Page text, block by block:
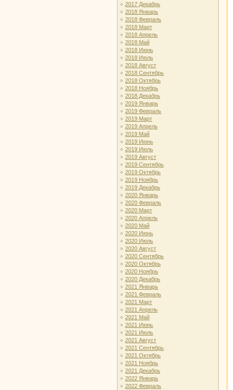
2017 Декабрь
2018 Январь
2018 Февраль
2018 Март
2018 Апрель
2018 Май
2018 Июнь
2018 Июль
2018 Август
2018 Сентябрь
2018 Октябрь
2018 Ноябрь
2018 Декабрь
2019 Январь
2019 Февраль
2019 Март
2019 Апрель
2019 Май
2019 Июнь
2019 Июль
2019 Август
2019 Сентябрь
2019 Октябрь
2019 Ноябрь
2019 Декабрь
2020 Январь
2020 Февраль
2020 Март
2020 Апрель
2020 Май
2020 Июнь
2020 Июль
2020 Август
2020 Сентябрь
2020 Октябрь
2020 Ноябрь
2020 Декабрь
2021 Январь
2021 Февраль
2021 Март
2021 Апрель
2021 Май
2021 Июнь
2021 Июль
2021 Август
2021 Сентябрь
2021 Октябрь
2021 Ноябрь
2021 Декабрь
2022 Январь
2022 Февраль